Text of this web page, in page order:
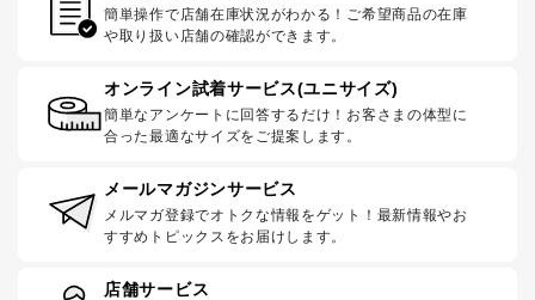
簡単操作で店舗在庫状況がわかる！ご希望商品の在庫
や取り扱い店舗の確認ができます。
オンライン試着サービス(ユニサイズ)
簡単なアンケートに回答するだけ！お客さまの体型に
合った最適なサイズをご提案します。
メールマガジンサービス
メルマガ登録でオトクな情報をゲット！最新情報やお
すすめトピックスをお届けします。
店舗サービス